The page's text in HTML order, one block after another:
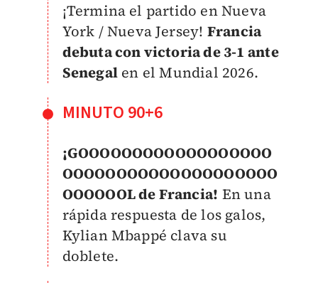
¡Termina el partido en Nueva
York / Nueva Jersey! Francia
debuta con victoria de 3-1 ante
Senegalen el Mundial 2026.
MINUTO 90+6
¡GOOOOOOOOOOOOOOOOOO
OOOOOOOOOOOOOOOOOOOO
OOOOOOL de Francia! En una
rápida respuesta de los galos,
Kylian Mbappé clava su
doblete.